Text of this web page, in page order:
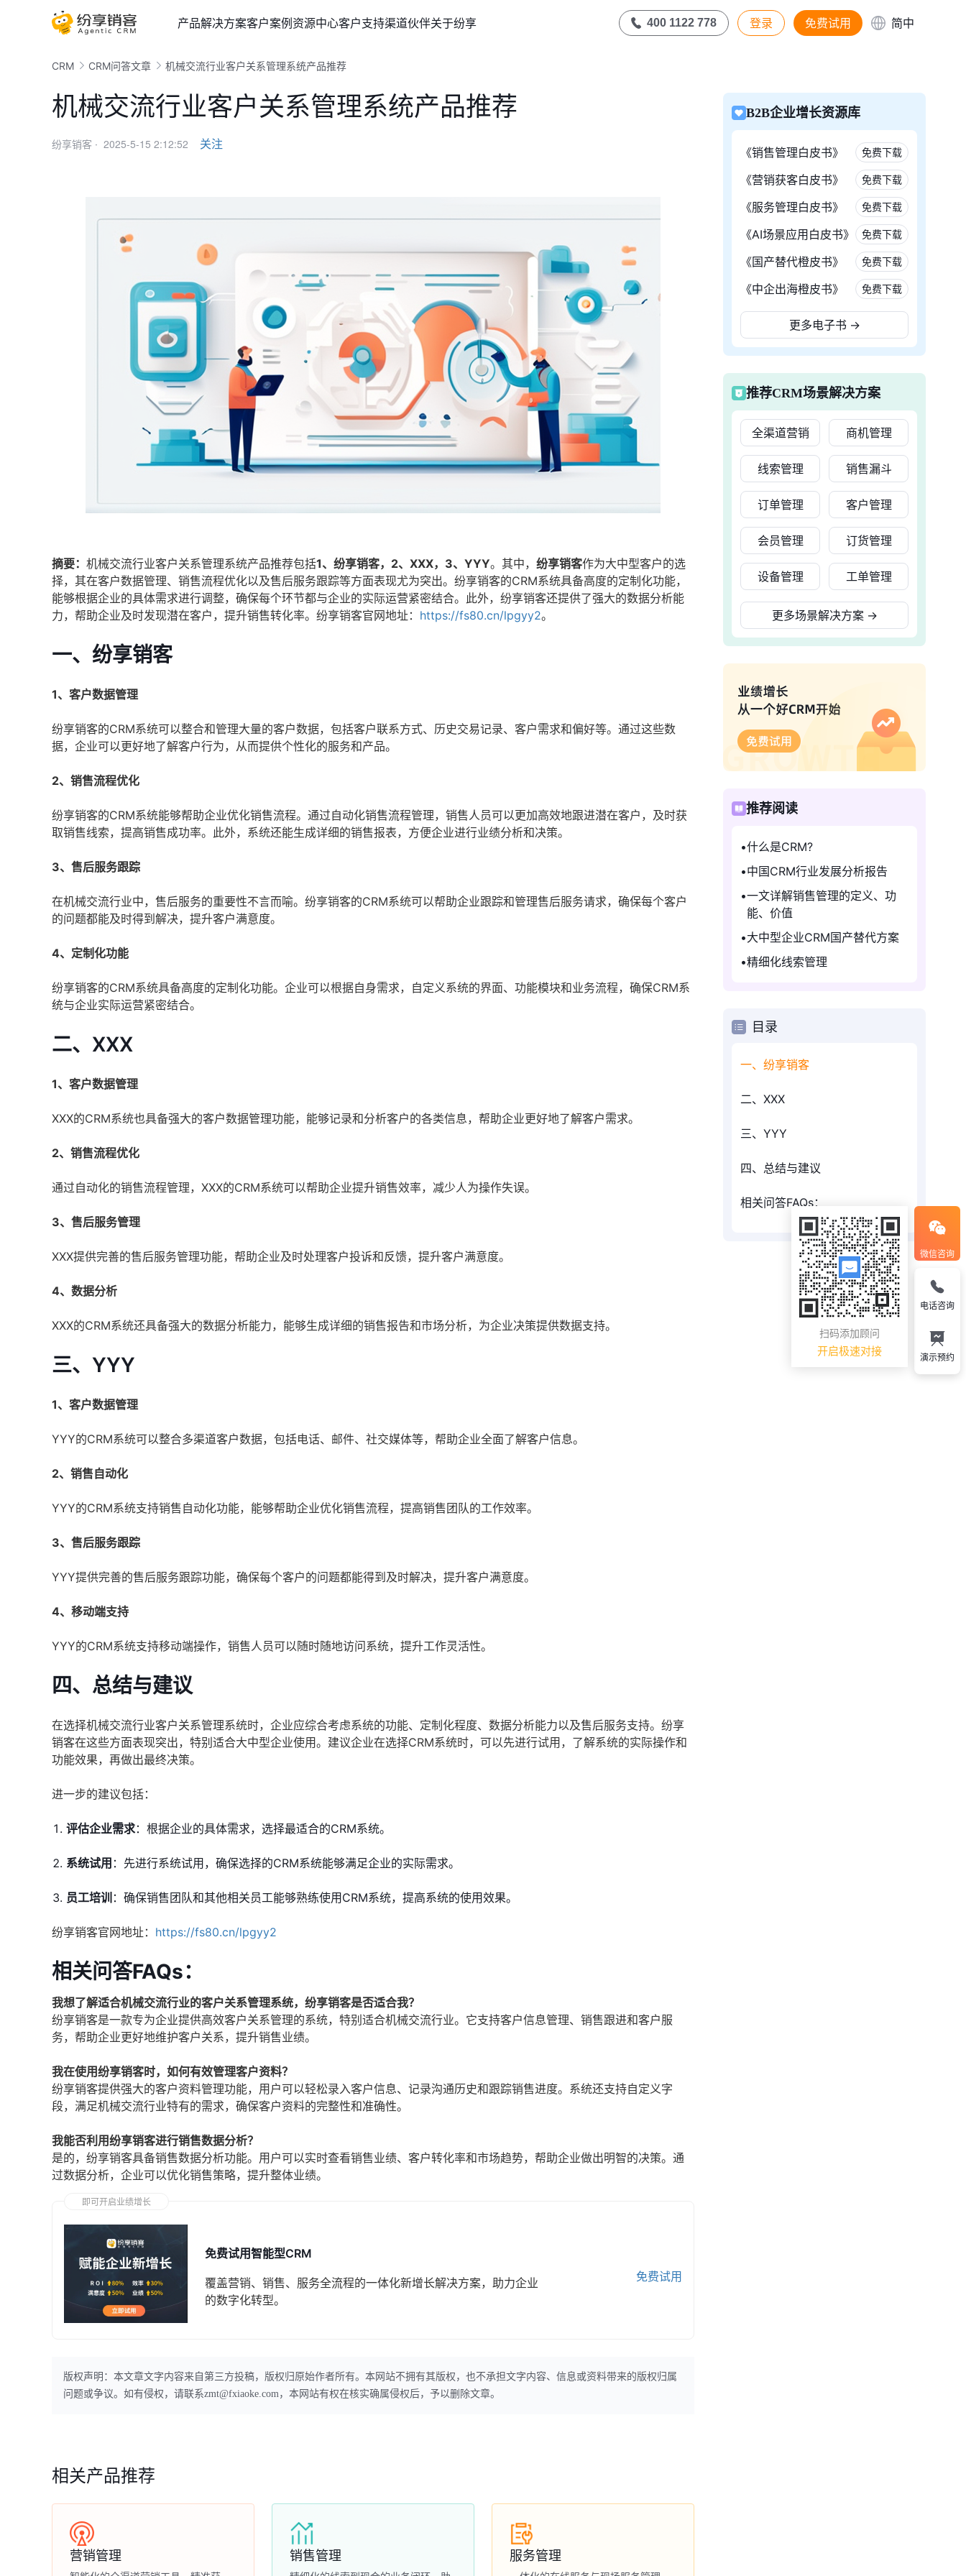
产品解决方案客户案例资源中心客户支持渠道伙伴关于纷享 400 1122 778 登录 免费试用 简中
CRM CRM问答文章 机械交流行业客户关系管理系统产品推荐
机械交流行业客户关系管理系统产品推荐
纷享销客 · 2025-5-15 2:12:52 关注
摘要： 机械交流行业客户关系管理系统产品推荐包括1、纷享销客，2、XXX，3、YYY。其中， 纷享销客作为大中型客户的选
择，其在客户数据管理、销售流程优化以及售后服务跟踪等方面表现尤为突出。纷享销客的CRM系统具备高度的定制化功能，
能够根据企业的具体需求进行调整，确保每个环节都与企业的实际运营紧密结合。此外，纷享销客还提供了强大的数据分析能
力，帮助企业及时发现潜在客户，提升销售转化率。纷享销客官网地址： https://fs80.cn/lpgyy2。
一、纷享销客
1、客户数据管理
纷享销客的CRM系统可以整合和管理大量的客户数据，包括客户联系方式、历史交易记录、客户需求和偏好等。通过这些数
据，企业可以更好地了解客户行为，从而提供个性化的服务和产品。
2、销售流程优化
纷享销客的CRM系统能够帮助企业优化销售流程。通过自动化销售流程管理，销售人员可以更加高效地跟进潜在客户，及时获
取销售线索，提高销售成功率。此外，系统还能生成详细的销售报表，方便企业进行业绩分析和决策。
3、售后服务跟踪
在机械交流行业中，售后服务的重要性不言而喻。纷享销客的CRM系统可以帮助企业跟踪和管理售后服务请求，确保每个客户
的问题都能及时得到解决，提升客户满意度。
4、定制化功能
纷享销客的CRM系统具备高度的定制化功能。企业可以根据自身需求，自定义系统的界面、功能模块和业务流程，确保CRM系
统与企业实际运营紧密结合。
二、XXX
1、客户数据管理
XXX的CRM系统也具备强大的客户数据管理功能，能够记录和分析客户的各类信息，帮助企业更好地了解客户需求。
2、销售流程优化
通过自动化的销售流程管理，XXX的CRM系统可以帮助企业提升销售效率，减少人为操作失误。
3、售后服务管理
XXX提供完善的售后服务管理功能，帮助企业及时处理客户投诉和反馈，提升客户满意度。
4、数据分析
XXX的CRM系统还具备强大的数据分析能力，能够生成详细的销售报告和市场分析，为企业决策提供数据支持。
三、YYY
1、客户数据管理
YYY的CRM系统可以整合多渠道客户数据，包括电话、邮件、社交媒体等，帮助企业全面了解客户信息。
2、销售自动化
YYY的CRM系统支持销售自动化功能，能够帮助企业优化销售流程，提高销售团队的工作效率。
3、售后服务跟踪
YYY提供完善的售后服务跟踪功能，确保每个客户的问题都能得到及时解决，提升客户满意度。
4、移动端支持
YYY的CRM系统支持移动端操作，销售人员可以随时随地访问系统，提升工作灵活性。
四、总结与建议
在选择机械交流行业客户关系管理系统时，企业应综合考虑系统的功能、定制化程度、数据分析能力以及售后服务支持。纷享
销客在这些方面表现突出，特别适合大中型企业使用。建议企业在选择CRM系统时，可以先进行试用，了解系统的实际操作和
功能效果，再做出最终决策。
进一步的建议包括：
评估企业需求：根据企业的具体需求，选择最适合的CRM系统。
系统试用 ：先进行系统试用，确保选择的CRM系统能够满足企业的实际需求。
员工培训 ：确保销售团队和其他相关员工能够熟练使用CRM系统，提高系统的使用效果。
纷享销客官网地址： https://fs80.cn/lpgyy2
相关问答FAQs：
我想了解适合机械交流行业的客户关系管理系统，纷享销客是否适合我？
纷享销客是一款专为企业提供高效客户关系管理的系统，特别适合机械交流行业。它支持客户信息管理、销售跟进和客户服
务，帮助企业更好地维护客户关系，提升销售业绩。
我在使用纷享销客时，如何有效管理客户资料？
纷享销客提供强大的客户资料管理功能，用户可以轻松录入客户信息、记录沟通历史和跟踪销售进度。系统还支持自定义字
段，满足机械交流行业特有的需求，确保客户资料的完整性和准确性。
我能否利用纷享销客进行销售数据分析？
是的，纷享销客具备销售数据分析功能。用户可以实时查看销售业绩、客户转化率和市场趋势，帮助企业做出明智的决策。通
过数据分析，企业可以优化销售策略，提升整体业绩。
即可开启业绩增长
免费试用智能型CRM
覆盖营销、销售、服务全流程的一体化新增长解决方案，助力企业
的数字化转型。
免费试用
版权声明：本文章文字内容来自第三方投稿，版权归原始作者所有。本网站不拥有其版权，也不承担文字内容、信息或资料带来的版权归属
问题或争议。如有侵权，请联系zmt@fxiaoke.com，本网站有权在核实确属侵权后，予以删除文章。
相关产品推荐
营销管理 销售管理 服务管理
B2B企业增长资源库
《销售管理白皮书》 免费下载
《营销获客白皮书》 免费下载
《服务管理白皮书》 免费下载
《AI场景应用白皮书》 免费下载
《国产替代橙皮书》 免费下载
《中企出海橙皮书》 免费下载
更多电子书 →
推荐CRM场景解决方案
全渠道营销 商机管理
线索管理 销售漏斗
订单管理 客户管理
会员管理 订货管理
设备管理 工单管理
更多场景解决方案 →
推荐阅读
什么是CRM?
中国CRM行业发展分析报告
一文详解销售管理的定义、功
能、价值
大中型企业CRM国产替代方案
精细化线索管理
目录
一、纷享销客
二、XXX
三、YYY
四、总结与建议
相关问答FAQs：
微信咨询
扫码添加顾问
开启极速对接
电话咨询
演示预约